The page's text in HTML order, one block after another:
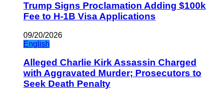
Trump Signs Proclamation Adding $100k
Fee to H-1B Visa Applications
09/20/2026
English
Alleged Charlie Kirk Assassin Charged
with Aggravated Murder; Prosecutors to
Seek Death Penalty